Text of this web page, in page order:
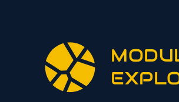
und mit
Anderen Mitgliedern folgen,